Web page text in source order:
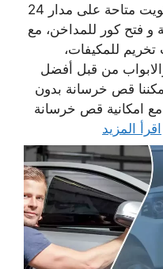
خدمات شركة قص خرسانة الكويت متاحة على مدار 24
و فتح كور للمداخن، مع
للمكيفات،
من قبل أفضل
قص خرسانة بدون
مع امكانية قص خرسانة
اقرأ المزيد